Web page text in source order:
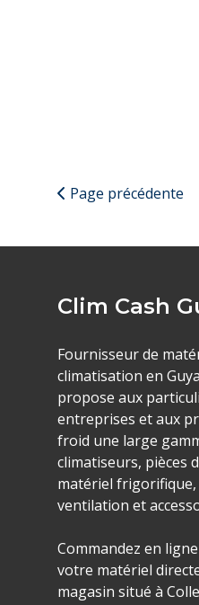
Page précédente
Clim Cash
Fournisseur de
climatisation en
propose aux
entreprises et aux
froid une large
climatiseurs, pièces
matériel frigorifique,
ventilation et
Commandez en
votre matériel
magasin situé à